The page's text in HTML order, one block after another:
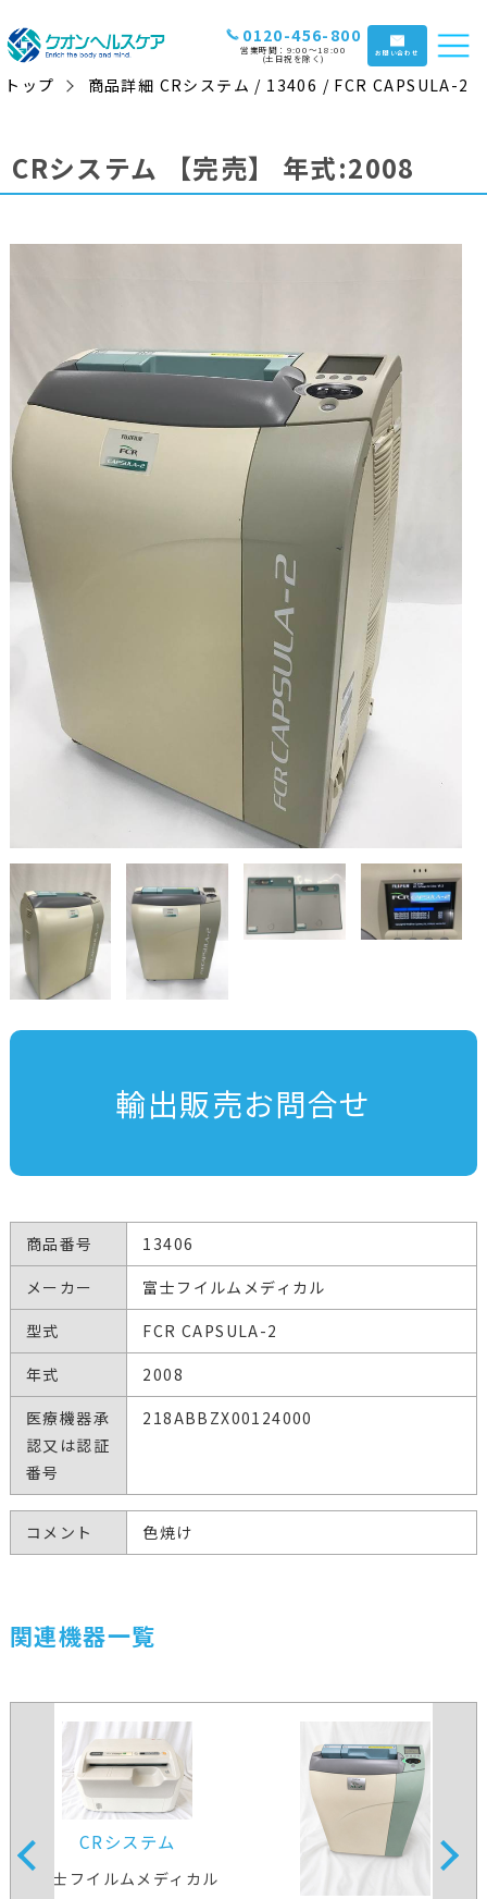
0120-456-800
営業時間：9:00〜18:00
(土日祝を除く) お問い合わせ
トップ 商品詳細 CRシステム / 13406 / FCR CAPSULA-2
CRシステム 【完売】 年式:2008
輸出販売お問合せ
商品番号
13406
メーカー
富士フイルムメディカル
型式
FCR CAPSULA-2
年式
2008
医療機器承
認又は認証
番号
218ABBZX00124000
コメント 色焼け
関連機器一覧
CRシステム
富士フイルムメディカル